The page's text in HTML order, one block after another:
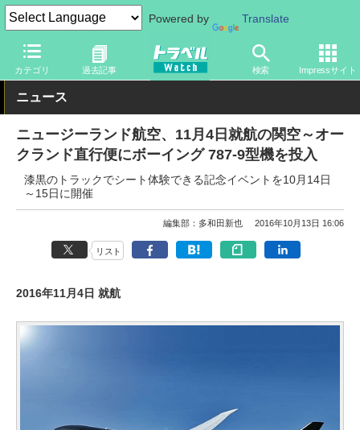
Powered by Translate
カテゴリ 過去記事 検索 Impressサイト
トラベル Watch 企業・政府・官庁 海外エアライン
ニュース
ニュージーランド航空、11月4日就航の関空～オー
クランド直行便にボーイング 787-9型機を投入
漆黒のトラックでシート体験できる記念イベントを10月14日
～15日に開催
編集部：多和田新也 2016年10月13日 16:06
リスト
2016年11月4日 就航